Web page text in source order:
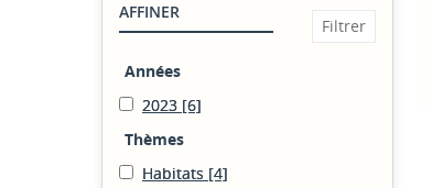
AFFINER
Années
2023 [6]
Thèmes
Habitats [4]